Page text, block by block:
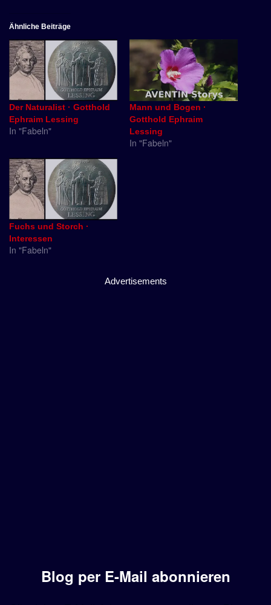
Ähnliche Beiträge
Der Naturalist · Gotthold
Ephraim Lessing
In "Fabeln"
Mann und Bogen ·
Gotthold Ephraim
Lessing
In "Fabeln"
Fuchs und Storch ·
Interessen
In "Fabeln"
Advertisements
Blog per E-Mail abonnieren